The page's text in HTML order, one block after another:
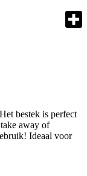
bestek is perfect
away of
Ideaal voor